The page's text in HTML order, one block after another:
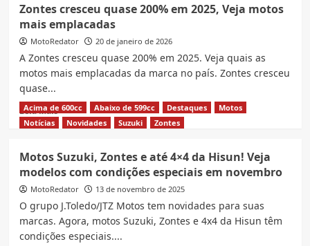
novas
lojas
da
Zontes,
e
Hisun
em
Catarina
Zontes cresceu quase 200% em 2025, Veja motos
mais emplacadas
MotoRedator 20 de janeiro de 2026
A Zontes cresceu quase 200% em 2025. Veja quais as
motos mais emplacadas da marca no país. Zontes cresceu
quase...
Leia MaisRead
more
cresceu
quase
200%
em
2025,
Veja
motos
Acima de 600cc Abaixo de 599cc Destaques
Motos
Notícias
Novidades Suzuki Zontes
Motos Suzuki, Zontes e até 4×4 da Hisun! Veja
modelos com condições especiais em novembro
MotoRedator 13 de novembro de 2025
O grupo J.Toledo/JTZ Motos tem novidades para suas
marcas. Agora, motos Suzuki, Zontes e 4x4 da Hisun têm
condições especiais....